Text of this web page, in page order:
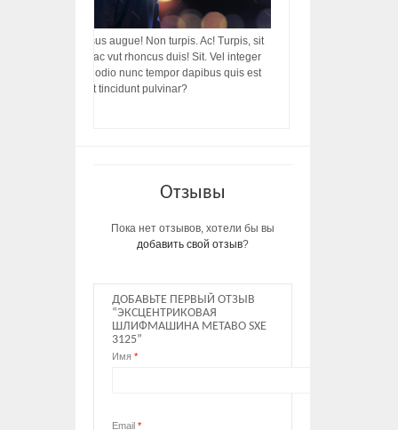
integer! Risus augue! Non turpis. Ac! Turpis, sit
rhoncus porttitor ac vut rhoncus duis! Sit. Vel integer
ut diam porttitor odio nunc tempor dapibus quis est
dictumst, vel amet tincidunt pulvinar?
Отзывы
Пока нет отзывов, хотели бы вы
добавить свой отзыв?
ДОБАВЬТЕ ПЕРВЫЙ ОТЗЫВ
“ЭКСЦЕНТРИКОВАЯ
ШЛИФМАШИНА METABO SXE
3125”
Имя *
Email *